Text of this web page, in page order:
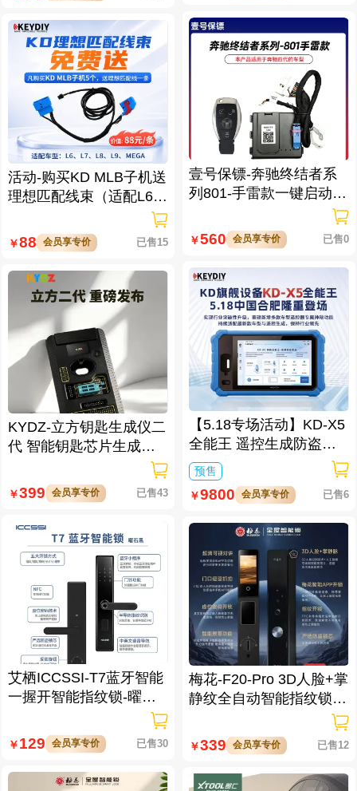
活动-购买KD MLB子机送
理想匹配线束（适配L6/L
￥88 会员享专价 已售15
KYDZ-立方钥匙生成仪二
代 智能钥匙芯片生成与
数据处理仪/立方钥匙生
成仪二代
￥399 会员享专价 已售43
艾栖ICCSSI-T7蓝牙智能
一握开智能指纹锁-曜石
黑 多方式开锁 蓝牙智能
管理
￥129 会员享专价 已售30
壹号保镖-奔驰终结者系
列801-手雷款一键启动免
￥560 会员享专价 已售0
【5.18专场活动】KD-X5
全能王 遥控生成防盗匹
配仪
预售
￥9800 会员享专价 已售6
梅花-F20-Pro 3D人脸+掌
静纹全自动智能指纹锁
逗留抓拍 高清可视对讲
￥339 会员享专价 已售12